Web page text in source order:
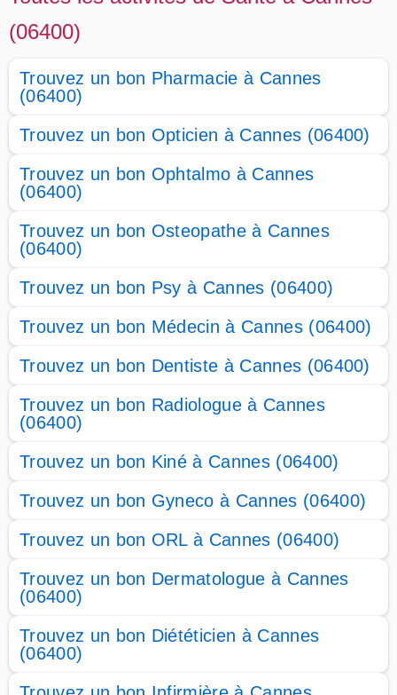
(06400)
Trouvez un bon Pharmacie à Cannes
(06400)
Trouvez un bon Opticien à Cannes (06400)
Trouvez un bon Ophtalmo à Cannes
(06400)
Trouvez un bon Osteopathe à Cannes
(06400)
Trouvez un bon Psy à Cannes (06400)
Trouvez un bon Médecin à Cannes (06400)
Trouvez un bon Dentiste à Cannes (06400)
Trouvez un bon Radiologue à Cannes
(06400)
Trouvez un bon Kiné à Cannes (06400)
Trouvez un bon Gyneco à Cannes (06400)
Trouvez un bon ORL à Cannes (06400)
Trouvez un bon Dermatologue à Cannes
(06400)
Trouvez un bon Diététicien à Cannes
(06400)